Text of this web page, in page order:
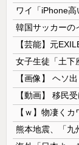
韓国サッカーの
【ｗ】物凄く